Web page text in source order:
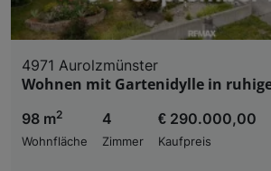
4971 Aurolzmünster
Wohnen mit Gartenidylle in
98 m2
Wohnfläche
4
Zimmer
€ 290.000,00
Kaufpreis